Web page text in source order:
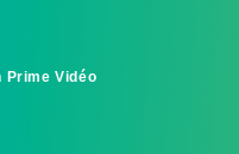
Prime Vidéo